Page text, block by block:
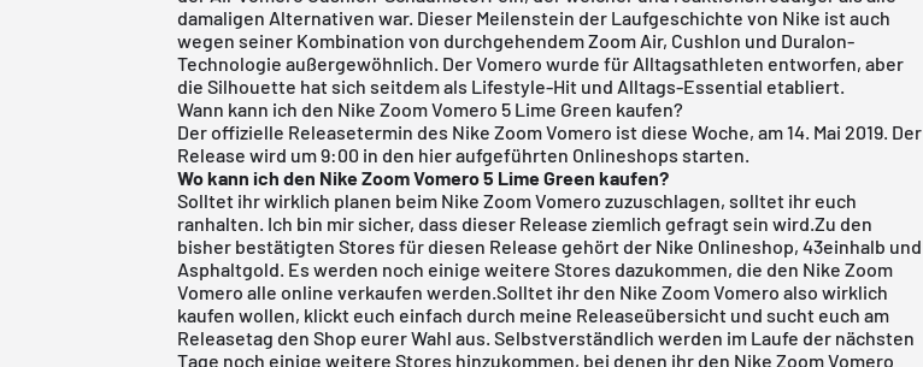
damaligen Alternativen war. Dieser Meilenstein der Laufgeschichte von Nike ist auch
wegen seiner Kombination von durchgehendem Zoom Air, Cushlon und Duralon-
Technologie außergewöhnlich. Der Vomero wurde für Alltagsathleten entworfen, aber
die Silhouette hat sich seitdem als Lifestyle-Hit und Alltags-Essential etabliert.
Wann kann ich den Nike Zoom Vomero 5 Lime Green kaufen?
Der offizielle Releasetermin des Nike Zoom Vomero ist diese Woche, am 14. Mai 2019. Der
Release wird um 9:00 in den hier aufgeführten Onlineshops starten.
Wo kann ich den Nike Zoom Vomero 5 Lime Green kaufen?
Solltet ihr wirklich planen beim Nike Zoom Vomero zuzuschlagen, solltet ihr euch
ranhalten. Ich bin mir sicher, dass dieser Release ziemlich gefragt sein wird.Zu den
bisher bestätigten Stores für diesen Release gehört der Nike Onlineshop,43einhalb und
Asphaltgold . Es werden noch einige weitere Stores dazukommen, die den Nike Zoom
Vomero alle online verkaufen werden.Solltet ihr den Nike Zoom Vomero also wirklich
kaufen wollen, klickt euch einfach durch meine Releaseübersicht und sucht euch am
Releasetag den Shop eurer Wahl aus. Selbstverständlich werden im Laufe der nächsten
Tage noch einige weitere Stores hinzukommen, bei denen ihr den Nike Zoom Vomero